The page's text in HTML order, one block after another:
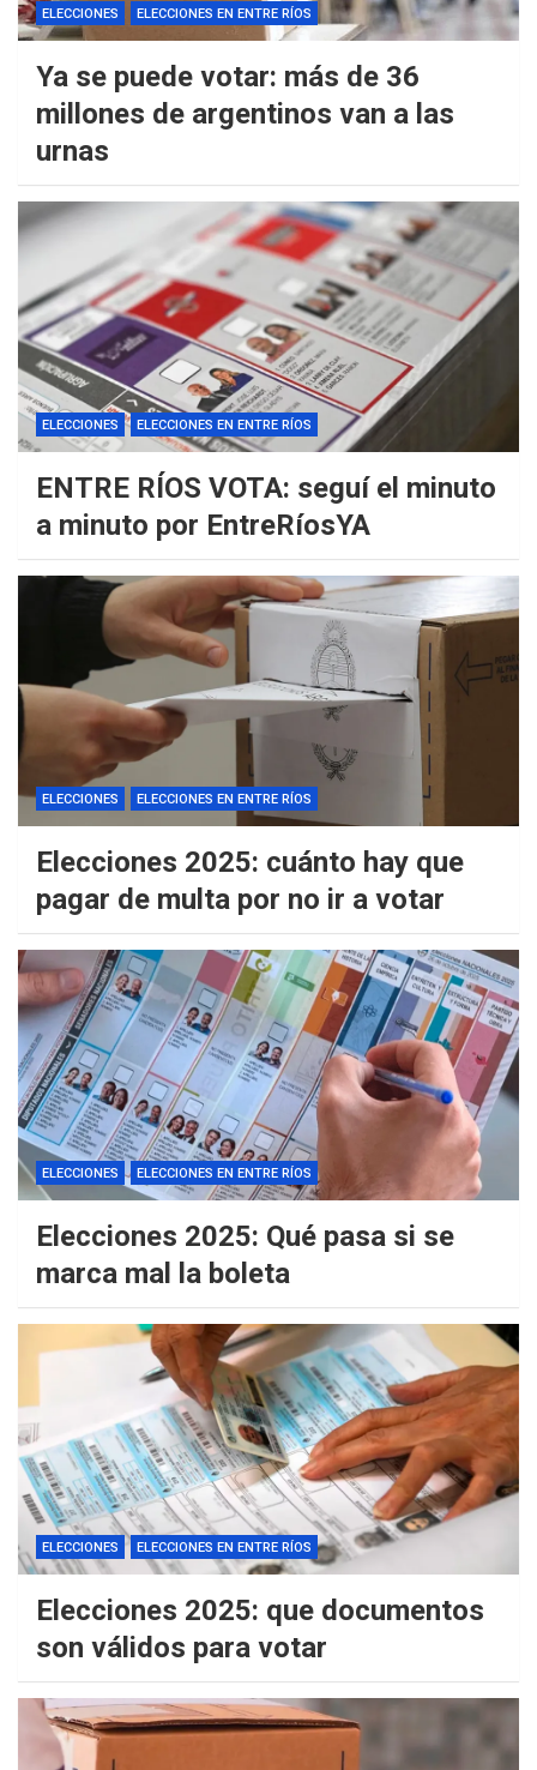
ELECCIONES ELECCIONES EN ENTRE RÍOS
Ya se puede votar: más de 36
millones de argentinos van a las
urnas
ELECCIONES ELECCIONES EN ENTRE RÍOS
ENTRE RÍOS VOTA: seguí el minuto
a minuto por EntreRíosYA
ELECCIONES ELECCIONES EN ENTRE RÍOS
Elecciones 2025: cuánto hay que
pagar de multa por no ir a votar
ELECCIONES ELECCIONES EN ENTRE RÍOS
Elecciones 2025: Qué pasa si se
marca mal la boleta
ELECCIONES ELECCIONES EN ENTRE RÍOS
Elecciones 2025: que documentos
son válidos para votar